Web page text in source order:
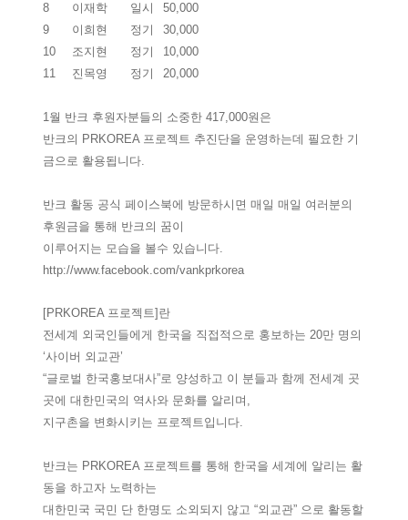
8
이재학 일시
50,000
9
이희현 정기
30,000
10
조지현 정기
10,000
11
진목영 정기 20,000
1월 반크 후원자분들의 소중한 417,000원은
반크의 PRKOREA 프로젝트 추진단을 운영하는데 필요한 기
금으로 활용됩니다.
반크 활동 공식 페이스북에 방문하시면 매일 매일 여러분의
후원금을 통해 반크의 꿈이
이루어지는 모습을 볼수 있습니다.
http://www.facebook.com/vankprkorea
[PRKOREA 프로젝트]란
전세계 외국인들에게 한국을 직접적으로 홍보하는 20만 명의
‘사이버 외교관’
“글로벌 한국홍보대사”로 양성하고 이 분들과 함께 전세계 곳
곳에 대한민국의 역사와 문화를 알리며,
지구촌을 변화시키는 프로젝트입니다.
반크는 PRKOREA 프로젝트를 통해 한국을 세계에 알리는 활
동을 하고자 노력하는
대한민국 국민 단 한명도 소외되지 않고 “외교관” 으로 활동할